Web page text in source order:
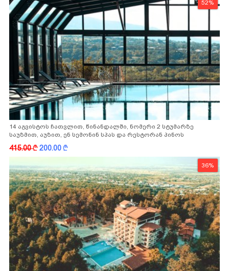
52%
14 აგვისტოს ჩათვლით, წინანდალში, ნომერი 2 სტუმარზე
საუზმით, აუზით, ენ სემონინ სპას და რესტორან პინოს
415.00k200.00k
36%